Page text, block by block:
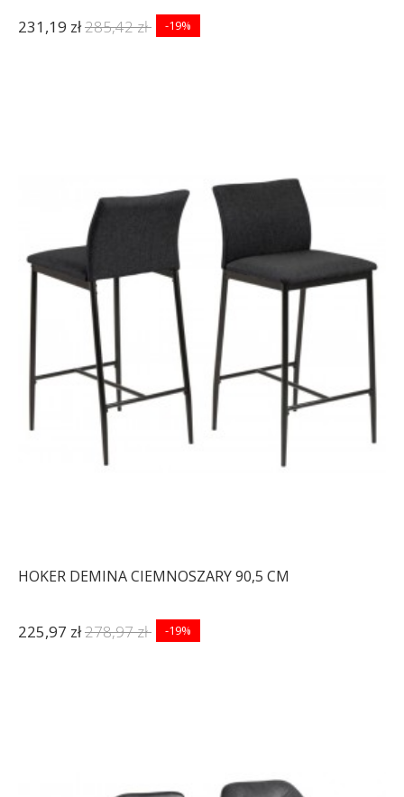
231,19 zł285,42 zł -19%
HOKER DEMINA CIEMNOSZARY 90,5 CM
225,97 zł278,97 zł -19%